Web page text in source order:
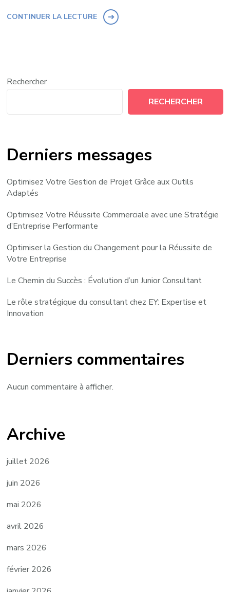
CONTINUER LA LECTURE
Rechercher
RECHERCHER
Derniers messages
Optimisez Votre Gestion de Projet Grâce aux Outils
Adaptés
Optimisez Votre Réussite Commerciale avec une Stratégie
d’Entreprise Performante
Optimiser la Gestion du Changement pour la Réussite de
Votre Entreprise
Le Chemin du Succès : Évolution d’un Junior Consultant
Le rôle stratégique du consultant chez EY: Expertise et
Innovation
Derniers commentaires
Aucun commentaire à afficher.
Archive
juillet 2026
juin 2026
mai 2026
avril 2026
mars 2026
février 2026